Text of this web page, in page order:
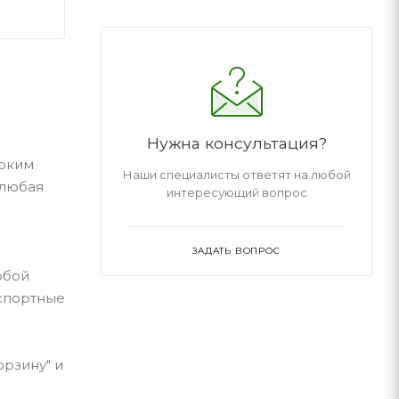
и
Нужна консультация?
Наши специалисты ответят на любой
интересующий вопрос
ЗАДАТЬ ВОПРОС